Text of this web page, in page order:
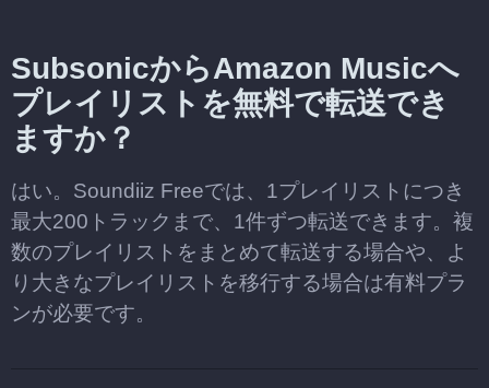
SubsonicからAmazon Musicへ
プレイリストを無料で転送でき
ますか？
はい。Soundiiz Freeでは、1プレイリストにつき
最大200トラックまで、1件ずつ転送できます。複
数のプレイリストをまとめて転送する場合や、よ
り大きなプレイリストを移行する場合は有料プラ
ンが必要です。